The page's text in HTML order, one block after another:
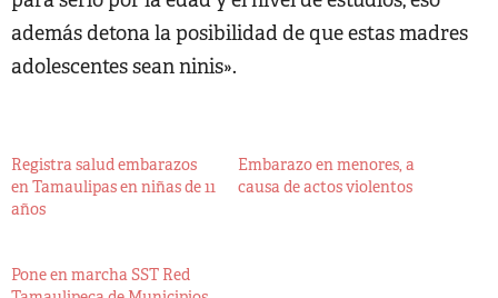
además detona la posibilidad de que estas madres
adolescentes sean ninis».
Registra salud embarazos
en Tamaulipas en niñas de 11
años
Embarazo en menores, a
causa de actos violentos
Pone en marcha SST Red